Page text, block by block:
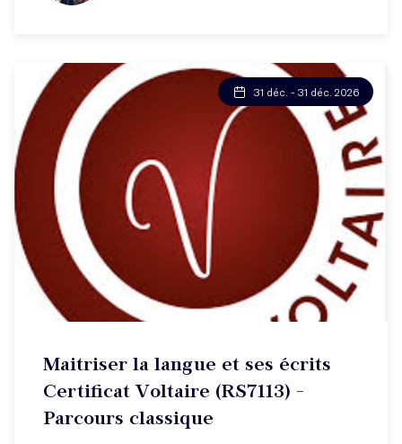
31 déc. - 31 déc. 2026
Maitriser la langue et ses écrits
Certificat Voltaire (RS7113) -
Parcours classique